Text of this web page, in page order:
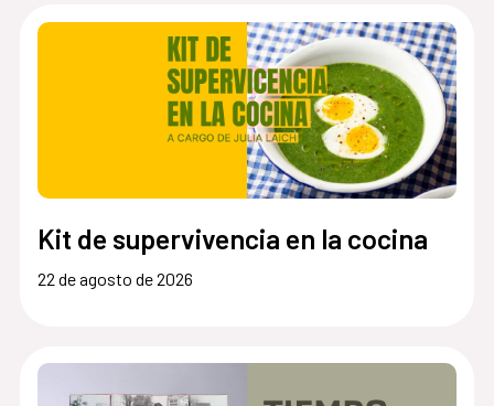
Kit de supervivencia en la cocina
22 de agosto de 2026